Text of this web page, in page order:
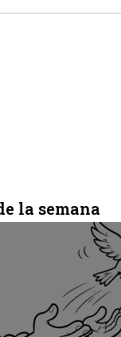
la semana